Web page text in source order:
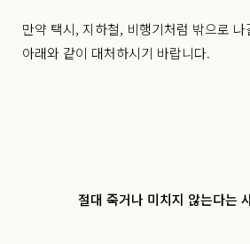
만약 택시, 지하철, 비행기처럼 밖으로
아래와 같이 대처하시기 바랍니다.
절대 죽거나 미치지 않는다는